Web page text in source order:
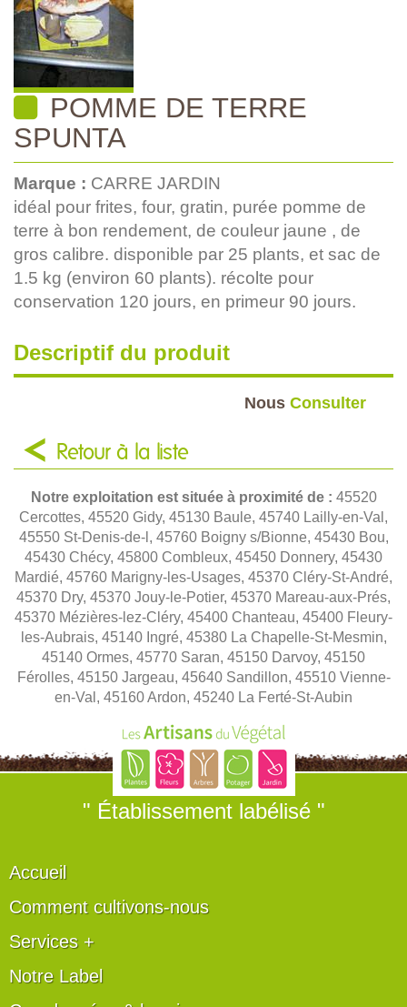
POMME DE TERRE
SPUNTA
Marque : CARRE JARDIN
idéal pour frites, four, gratin, purée pomme de
terre à bon rendement, de couleur jaune , de
gros calibre. disponible par 25 plants, et sac de
1.5 kg (environ 60 plants). récolte pour
conservation 120 jours, en primeur 90 jours.
Descriptif du produit
Nous Consulter
Retour à la liste
Notre exploitation est située à proximité de : 45520
Cercottes, 45520 Gidy, 45130 Baule, 45740 Lailly-en-Val,
45550 St-Denis-de-l, 45760 Boigny s/Bionne, 45430 Bou,
45430 Chécy, 45800 Combleux, 45450 Donnery, 45430
Mardié, 45760 Marigny-les-Usages, 45370 Cléry-St-André,
45370 Dry, 45370 Jouy-le-Potier, 45370 Mareau-aux-Prés,
45370 Mézières-lez-Cléry, 45400 Chanteau, 45400 Fleury-
les-Aubrais, 45140 Ingré, 45380 La Chapelle-St-Mesmin,
45140 Ormes, 45770 Saran, 45150 Darvoy, 45150
Férolles, 45150 Jargeau, 45640 Sandillon, 45510 Vienne-
en-Val, 45160 Ardon, 45240 La Ferté-St-Aubin
" Établissement labélisé "
Accueil
Comment cultivons-nous
Services +
Notre Label